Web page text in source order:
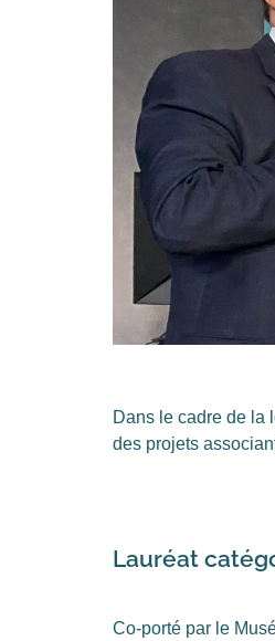
Dans le cadre de la
des projets
Lauréat
Co-porté par le